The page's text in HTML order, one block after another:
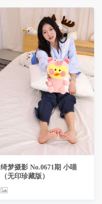
绮梦摄影 No.0671期 小喵
（无印珍藏版）